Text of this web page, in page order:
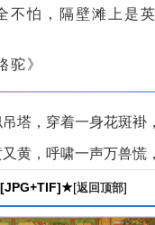
不怕，隔壁滩上是
驼》
塔，穿着一身花斑褂
(打一行走动物) 谜底
黄，呼啸一声万兽慌
(打一行走动物) 谜底
[返回顶部]